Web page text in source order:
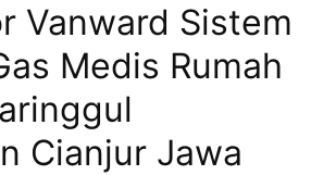
Vanward Sistem
Medis Rumah
Cianjur Jawa